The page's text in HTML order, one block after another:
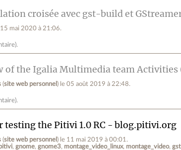
croisée avec gst-build et
15 mai 2020 à 21:06.
).
of the Igalia Multimedia team Activities
(site web personnel ) le 05 août 2019 à 22:48.
).
testing the Pitivi 1.0 RC - blog.pitivi.org
(site web personnel ) le 11 mai 2019 à 00:01 .
gnome gnome3 montage_video_linux montage_video